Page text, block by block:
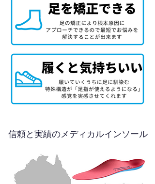
信頼と実績のメディカルインソール